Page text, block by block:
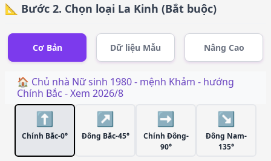
📐 Bước 2. Chọn loại La Kinh (Bắt buộc)
Cơ Bản Dữ liệu Mẫu Nâng Cao
🏠 Chủ nhà Nữsinh 1980- mệnh Khảm - hướng
Chính Bắc - Xem 2026/8
⬆️
Chính Bắc-0°
↗️
Đông Bắc-45°
➡️
Chính Đông-
90°
↘️
Đông Nam-
135°